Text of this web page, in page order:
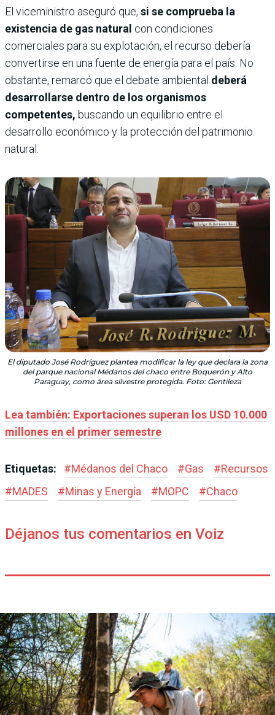
El viceministro aseguró que, si se comprueba la
existencia de gas natural con condiciones
comerciales para su explotación, el recurso debería
convertirse en una fuente de energía para el país. No
obstante, remarcó que el debate ambiental deberá
desarrollarse dentro de los organismos
competentes, buscando un equilibrio entre el
desarrollo económico y la protección del patrimonio
natural.
El diputado José Rodríguez plantea modificar la ley que declara la zona
del parque nacional Médanos del chaco entre Boquerón y Alto
Paraguay, como área silvestre protegida. Foto: Gentileza
Lea también: Exportaciones superan los USD 10.000
millones en el primer semestre
Etiquetas: #Médanos del Chaco #Gas #Recursos
#MADES #Minas y Energía #MOPC #Chaco
Déjanos tus comentarios en Voiz